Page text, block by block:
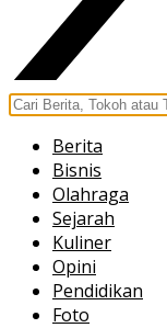
Berita
Bisnis
Olahraga
Sejarah
Kuliner
Opini
Pendidikan
Foto